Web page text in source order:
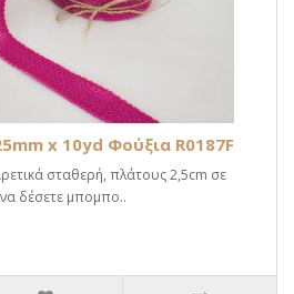
x 10yd Φούξια R0187F
σταθερή, πλάτους 2,5cm σε
δέσετε μπομπο..